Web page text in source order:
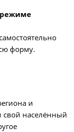
режиме
форму.
и
свой населённый